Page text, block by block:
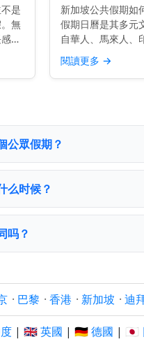
是
無
恩
，
新加坡公共假期如
假期日曆是其多元
自華人、馬來人、
反映了國家的多樣
芝節（Hari Raya
閱讀更多 →
公眾假期？
么时候？
吗？
· 巴黎 · 香港 · 新加坡 · 迪
| 🇬🇧 英國 | 🇩🇪 德國 | 🇯🇵